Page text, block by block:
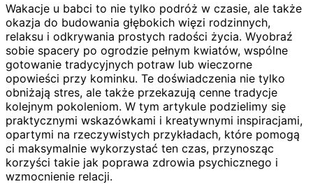
Wakacje u babci to nie tylko podróż w czasie, ale także
okazja do budowania głębokich więzi rodzinnych,
relaksu i odkrywania prostych radości życia. Wyobraź
sobie spacery po ogrodzie pełnym kwiatów, wspólne
gotowanie tradycyjnych potraw lub wieczorne
opowieści przy kominku. Te doświadczenia nie tylko
obniżają stres, ale także przekazują cenne tradycje
kolejnym pokoleniom. W tym artykule podzielimy się
praktycznymi wskazówkami i kreatywnymi inspiracjami,
opartymi na rzeczywistych przykładach, które pomogą
ci maksymalnie wykorzystać ten czas, przynosząc
korzyści takie jak poprawa zdrowia psychicznego i
wzmocnienie relacji.